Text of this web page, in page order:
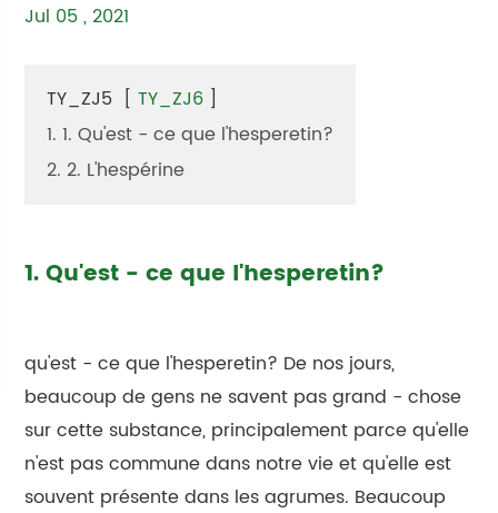
Jul 05 , 2021
TY_ZJ5 [ TY_ZJ6 ]
1. 1. Qu'est - ce que l'hesperetin?
2. 2. L'hespérine
1. Qu'est - ce que l'hesperetin?
qu'est - ce que l'hesperetin? De nos jours,
beaucoup de gens ne savent pas grand - chose
sur cette substance, principalement parce qu'elle
n'est pas commune dans notre vie et qu'elle est
souvent présente dans les agrumes. Beaucoup